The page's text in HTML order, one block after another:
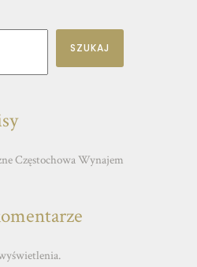
SZUKAJ
Częstochowa Wynajem